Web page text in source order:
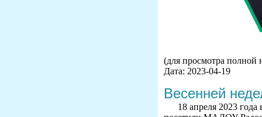
(для просмотра полной
Дата: 2023-04-19
Весенней
18 апреля 2023